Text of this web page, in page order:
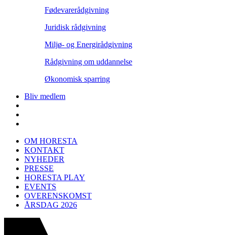
Fødevarerådgivning
Juridisk rådgivning
Miljø- og Energirådgivning
Rådgivning om uddannelse
Økonomisk sparring
Bliv medlem
OM HORESTA
KONTAKT
NYHEDER
PRESSE
HORESTA PLAY
EVENTS
OVERENSKOMST
ÅRSDAG 2026